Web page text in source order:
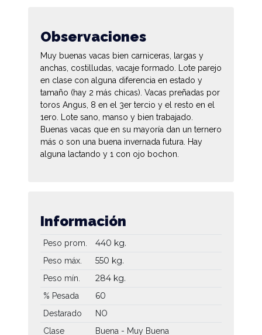
Observaciones
Muy buenas vacas bien carniceras, largas y
anchas, costilludas, vacaje formado. Lote parejo
en clase con alguna diferencia en estado y
tamaño (hay 2 más chicas). Vacas preñadas por
toros Angus, 8 en el 3er tercio y el resto en el
1ero. Lote sano, manso y bien trabajado.
Buenas vacas que en su mayoría dan un ternero
más o son una buena invernada futura. Hay
alguna lactando y 1 con ojo bochon.
Información
Peso prom. 440 kg.
Peso máx. 550 kg.
Peso mín. 284 kg.
% Pesada 60
Destarado
NO
Clase
Buena - Muy Buena